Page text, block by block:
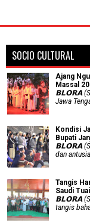
SOCIO CULTURAL
Ajang
Massal
𝗕𝗟𝗢𝗥𝗔
Jawa
Kondisi
Bupati
𝗕𝗟𝗢𝗥𝗔
dan
Tangis
Saudi
𝗕𝗟𝗢𝗥𝗔
tangis